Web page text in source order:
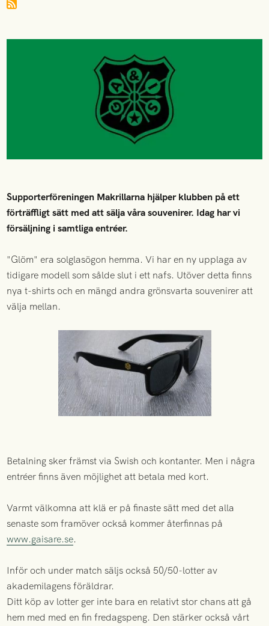
Supporterföreningen Makrillarna hjälper klubben på ett
förträffligt sätt med att sälja våra souvenirer. Idag har vi
försäljning i samtliga entréer.
"Glöm" era solglasögon hemma. Vi har en ny upplaga av
tidigare modell som sålde slut i ett nafs. Utöver detta finns
nya t-shirts och en mängd andra grönsvarta souvenirer att
välja mellan.
Betalning sker främst via Swish och kontanter. Men i några
entréer finns även möjlighet att betala med kort.
Varmt välkomna att klä er på finaste sätt med det alla
senaste som framöver också kommer återfinnas på
www.gaisare.se.
Inför och under match säljs också 50/50-lotter av
akademilagens föräldrar.
Ditt köp av lotter ger inte bara en relativt stor chans att gå
hem med med en fin fredagspeng. Den stärker också vårt